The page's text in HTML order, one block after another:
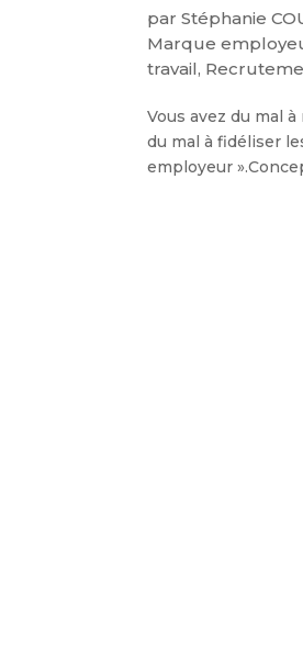
parStéphanie
Marque
travail,
Vous avez du mal
du mal à fidéliser
employeur